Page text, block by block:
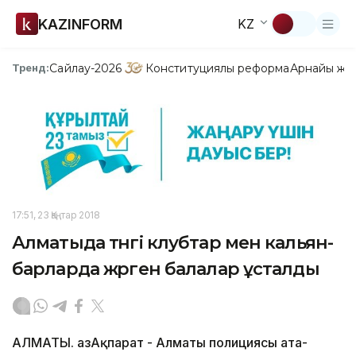
KAZINFORM KZ
Тренд:Сайлау-2026 Конституциялық реформаАрнайы
17:51, 23 Қаңтар 2018
Алматыда түнгі клубтар мен кальян-
барларда жүрген балалар ұсталды
АЛМАТЫ. ҚазАқпарат - Алматы полициясы ата-